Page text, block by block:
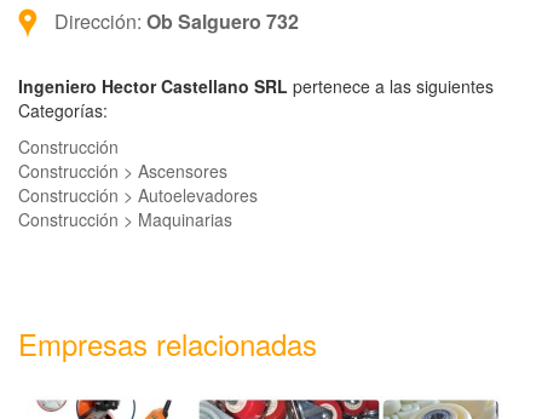
Dirección: Ob Salguero 732
Ingeniero Hector Castellano SRL pertenece a las siguientes
Categorías:
Construcción
Construcción > Ascensores
Construcción > Autoelevadores
Construcción > Maquinarias
Empresas relacionadas